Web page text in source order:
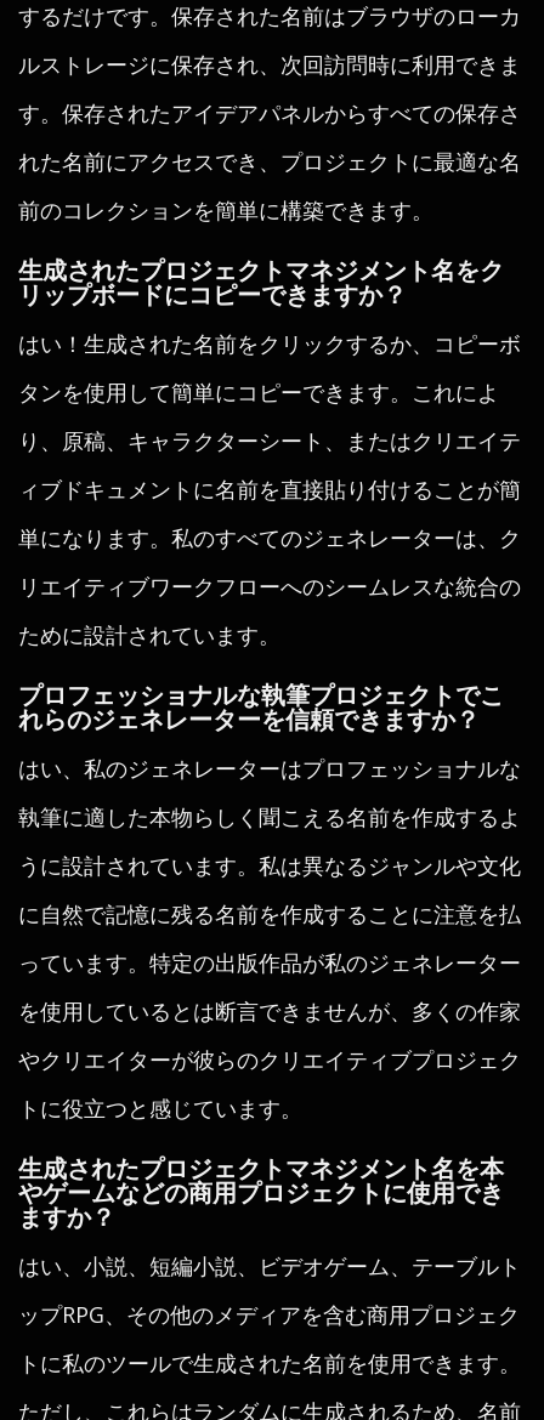
するだけです。保存された名前はブラウザのローカ
ルストレージに保存され、次回訪問時に利用できま
す。保存されたアイデアパネルからすべての保存さ
れた名前にアクセスでき、プロジェクトに最適な名
前のコレクションを簡単に構築できます。
生成されたプロジェクトマネジメント名をク
リップボードにコピーできますか？
はい！生成された名前をクリックするか、コピーボ
タンを使用して簡単にコピーできます。これによ
り、原稿、キャラクターシート、またはクリエイテ
ィブドキュメントに名前を直接貼り付けることが簡
単になります。私のすべてのジェネレーターは、ク
リエイティブワークフローへのシームレスな統合の
ために設計されています。
プロフェッショナルな執筆プロジェクトでこ
れらのジェネレーターを信頼できますか？
はい、私のジェネレーターはプロフェッショナルな
執筆に適した本物らしく聞こえる名前を作成するよ
うに設計されています。私は異なるジャンルや文化
に自然で記憶に残る名前を作成することに注意を払
っています。特定の出版作品が私のジェネレーター
を使用しているとは断言できませんが、多くの作家
やクリエイターが彼らのクリエイティブプロジェク
トに役立つと感じています。
生成されたプロジェクトマネジメント名を本
やゲームなどの商用プロジェクトに使用でき
ますか？
はい、小説、短編小説、ビデオゲーム、テーブルト
ップRPG、その他のメディアを含む商用プロジェク
トに私のツールで生成された名前を使用できます。
ただし、これらはランダムに生成されるため、名前